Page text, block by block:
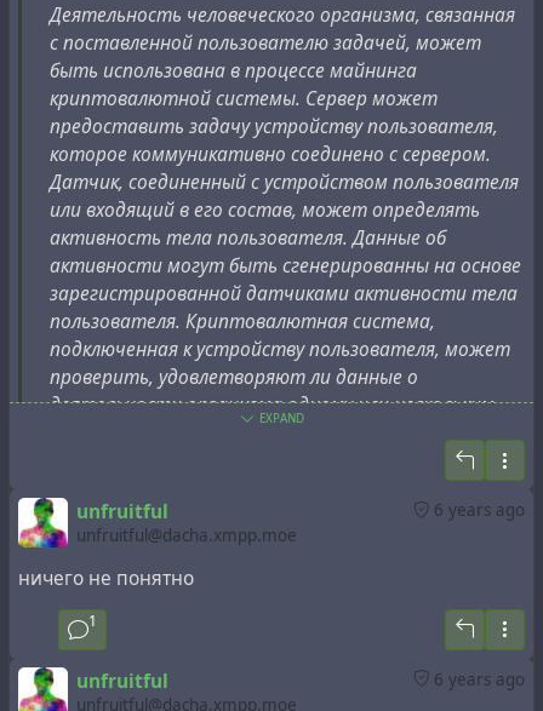
biological#capitalism#coronavirus#cryptocurrency
health#microsoft#patent#property#technology
Деятельность человеческого организма, связанная
с поставленной пользователю задачей, может
быть использована в процессе майнинга
криптовалютной системы. Сервер может
предоставить задачу устройству пользователя,
которое коммуникативно соединено с сервером.
Датчик, соединенный с устройством пользователя
или входящий в его состав, может определять
активность тела пользователя. Данные об
активности могут быть сгенерированны на основе
зарегистрированной датчиками активности тела
пользователя. Криптовалютная система,
подключенная к устройству пользователя, может
проверить, удовлетворяют ли данные о
деятельности организма одному или нескольким
пользователю, данные о деятельности которого
проверяются.
L'activité du corps humain associée à une tâche fournie
à un utilisateur peut être utilisée dans un processus de
minage d'un système de cryptomonnaie. Un serveur peut
EXPAND
6 years ago
unfruitful
unfruitful@dacha.xmpp.moe
ничего не понятно
1
6 years ago
unfruitful
unfruitful@dacha.xmpp.moe